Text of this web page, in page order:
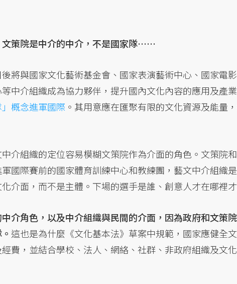
文策院是中介的中介，不是國家隊……
將與國家文化藝術基金會、國家表演藝術中心、國家電
中介組織成為協力夥伴，提升國內文化內容的應用及產
概念進軍國際 。其用意應在匯聚有限的文化資源及能量
介組織的定位容易模糊文策院作為介面的角色。文策院
國際賽前的國家體育訓練中心和教練團，藝文中介組織
介面，而不是主體。下場的選手是誰、創意人才在哪裡
介角色，以及中介組織與民間的介面，因為政府和文策
這也是為什麼《文化基本法》草案中規範，國家應健全
費，並結合學校、法人、網絡、社群、非政府組織及文化